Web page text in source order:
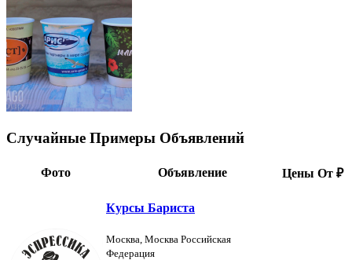
Случайные Примеры Объявлений
Фото Объявление Цены От ₽
Курсы Бариста
Москва, Москва Российская
Федерация